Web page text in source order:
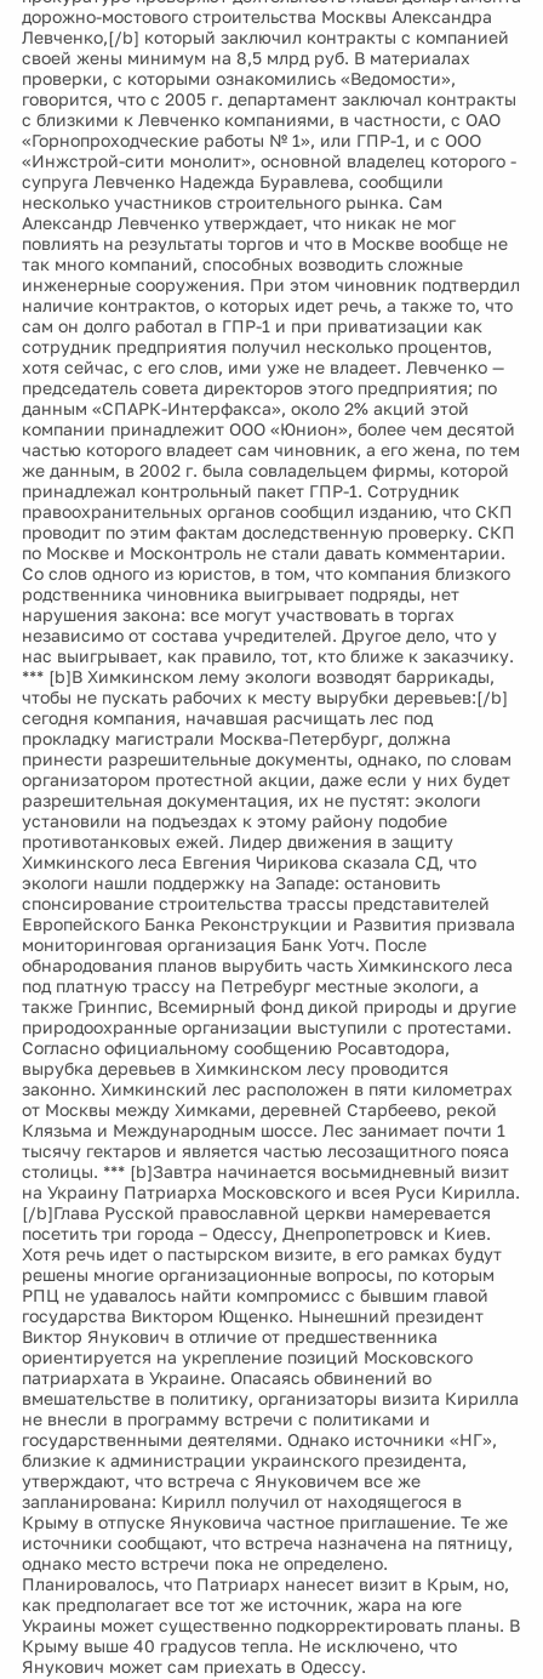
дорожно-мостового строительства Москвы Александра
Левченко,[/b] который заключил контракты с компанией
своей жены минимум на 8,5 млрд руб. В материалах
проверки, с которыми ознакомились «Ведомости»,
говорится, что с 2005 г. департамент заключал контракты
с близкими к Левченко компаниями, в частности, с ОАО
«Горнопроходческие работы № 1», или ГПР-1, и с ООО
«Инжстрой-сити монолит», основной владелец которого -
супруга Левченко Надежда Буравлева, сообщили
несколько участников строительного рынка. Сам
Александр Левченко утверждает, что никак не мог
повлиять на результаты торгов и что в Москве вообще не
так много компаний, способных возводить сложные
инженерные сооружения. При этом чиновник подтвердил
наличие контрактов, о которых идет речь, а также то, что
сам он долго работал в ГПР-1 и при приватизации как
сотрудник предприятия получил несколько процентов,
хотя сейчас, с его слов, ими уже не владеет. Левченко —
председатель совета директоров этого предприятия; по
данным «СПАРК-Интерфакса», около 2% акций этой
компании принадлежит ООО «Юнион», более чем десятой
частью которого владеет сам чиновник, а его жена, по тем
же данным, в 2002 г. была совладельцем фирмы, которой
принадлежал контрольный пакет ГПР-1. Сотрудник
правоохранительных органов сообщил изданию, что СКП
проводит по этим фактам доследственную проверку. СКП
по Москве и Москонтроль не стали давать комментарии.
Со слов одного из юристов, в том, что компания близкого
родственника чиновника выигрывает подряды, нет
нарушения закона: все могут участвовать в торгах
независимо от состава учредителей. Другое дело, что у
нас выигрывает, как правило, тот, кто ближе к заказчику.
*** [b]В Химкинском лему экологи возводят баррикады,
чтобы не пускать рабочих к месту вырубки деревьев:[/b]
сегодня компания, начавшая расчищать лес под
прокладку магистрали Москва-Петербург, должна
принести разрешительные документы, однако, по словам
организатором протестной акции, даже если у них будет
разрешительная документация, их не пустят: экологи
установили на подъездах к этому району подобие
противотанковых ежей. Лидер движения в защиту
Химкинского леса Евгения Чирикова сказала СД, что
экологи нашли поддержку на Западе: остановить
спонсирование строительства трассы представителей
Европейского Банка Реконструкции и Развития призвала
мониторинговая организация Банк Уотч. После
обнародования планов вырубить часть Химкинского леса
под платную трассу на Петребург местные экологи, а
также Гринпис, Всемирный фонд дикой природы и другие
природоохранные организации выступили с протестами.
Согласно официальному сообщению Росавтодора,
вырубка деревьев в Химкинском лесу проводится
законно. Химкинский лес расположен в пяти километрах
от Москвы между Химками, деревней Старбеево, рекой
Клязьма и Международным шоссе. Лес занимает почти 1
тысячу гектаров и является частью лесозащитного пояса
столицы. *** [b]Завтра начинается восьмидневный визит
на Украину Патриарха Московского и всея Руси Кирилла.
[/b]Глава Русской православной церкви намеревается
посетить три города – Одессу, Днепропетровск и Киев.
Хотя речь идет о пастырском визите, в его рамках будут
решены многие организационные вопросы, по которым
РПЦ не удавалось найти компромисс с бывшим главой
государства Виктором Ющенко. Нынешний президент
Виктор Янукович в отличие от предшественника
ориентируется на укрепление позиций Московского
патриархата в Украине. Опасаясь обвинений во
вмешательстве в политику, организаторы визита Кирилла
не внесли в программу встречи с политиками и
государственными деятелями. Однако источники «НГ»,
близкие к администрации украинского президента,
утверждают, что встреча с Януковичем все же
запланирована: Кирилл получил от находящегося в
Крыму в отпуске Януковича частное приглашение. Те же
источники сообщают, что встреча назначена на пятницу,
однако место встречи пока не определено.
Планировалось, что Патриарх нанесет визит в Крым, но,
как предполагает все тот же источник, жара на юге
Украины может существенно подкорректировать планы. В
Крыму выше 40 градусов тепла. Не исключено, что
Янукович может сам приехать в Одессу.